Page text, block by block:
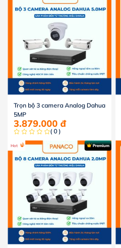
Trọn bộ 3 camera Analog Dahua
5MP
3.879.000 đ
( 0 )
Hot Premium